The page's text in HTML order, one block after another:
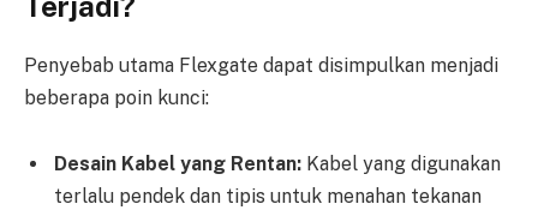
Penyebab utama Flexgate dapat disimpulkan menjadi
beberapa poin kunci:
Desain Kabel yang Rentan: Kabel yang digunakan
terlalu pendek dan tipis untuk menahan tekanan